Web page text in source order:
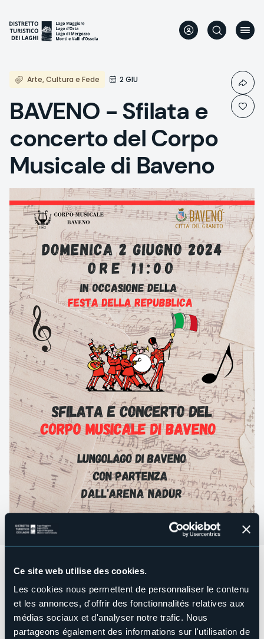
Ce site web utilise des cookies.
Les cookies nous permettent de personnaliser le contenu
et les annonces, d'offrir des fonctionnalités relatives aux
médias sociaux et d'analyser notre trafic. Nous
partageons également des informations sur l'utilisation de
contenu
principal
Arte, Cultura e Fede 2 GIU
BAVENO - Sfilata e
concerto del Corpo
Musicale di Baveno
Domenica 2 giugno 2024, ore 11.00
Arena Nadur - Lungolago
Sfilata e concerto sul lungolago in occasione della Festa
della Repubblica.
Partenza alle ore 11.00 dall'Arena Nadur.